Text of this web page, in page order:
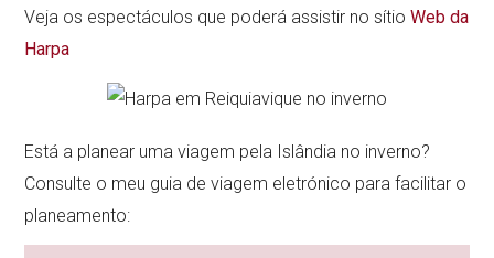
Veja os espectáculos que poderá assistir no sítioWeb da
Harpa
Está a planear uma viagem pela Islândia no inverno?
Consulte o meu guia de viagem eletrónico para facilitar o
planeamento: